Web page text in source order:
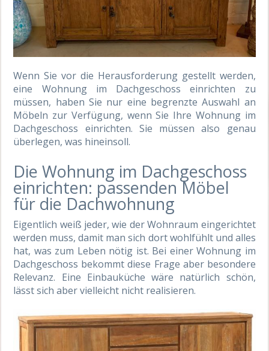
Wenn Sie vor die Herausforderung gestellt werden,
eine Wohnung im Dachgeschoss einrichten zu
müssen, haben Sie nur eine begrenzte Auswahl an
Möbeln zur Verfügung, wenn Sie Ihre Wohnung im
Dachgeschoss einrichten. Sie müssen also genau
überlegen, was hineinsoll.
Die Wohnung im Dachgeschoss
einrichten: passenden Möbel
für die Dachwohnung
Eigentlich weiß jeder, wie der Wohnraum eingerichtet
werden muss, damit man sich dort wohlfühlt und alles
hat, was zum Leben nötig ist. Bei einer Wohnung im
Dachgeschoss bekommt diese Frage aber besondere
Relevanz. Eine Einbauküche wäre natürlich schön,
lässt sich aber vielleicht nicht realisieren.